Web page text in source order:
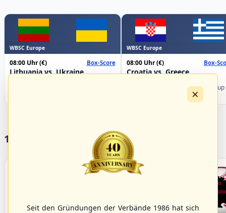
WBSC Europe
08:00 Uhr(€) Box-Score
Lithuania vs. Ukraine
WBSC Europe
08:00 Uhr(€) Box-
Croatia vs. Greece
Championship B Pool 2026 - Group
17 Vereine im S/HBV
×
Seit den Gründungen der Verbände 1986 hat sich